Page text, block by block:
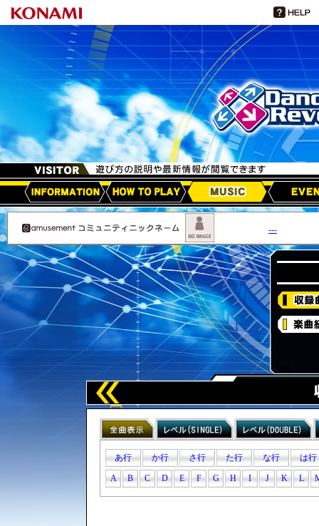
アップデート情報 HOW TO PLAY MUSIC
---
あ行 か行 さ行 た行 な行 は行
A B C D E F G H I J K L